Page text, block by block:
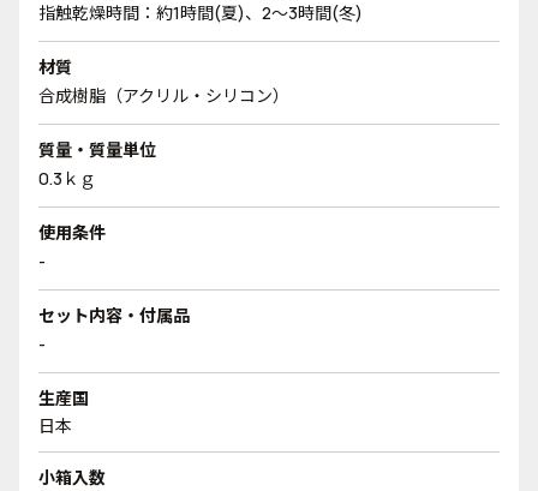
指触乾燥時間：約1時間(夏)、2～3時間(冬)
材質
合成樹脂（アクリル・シリコン）
質量・質量単位
0.3ｋｇ
使用条件
-
セット内容・付属品
-
生産国
日本
小箱入数